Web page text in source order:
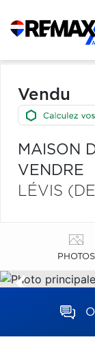
Vendu
MAISON
VENDRE
LÉVIS
PHOTOS